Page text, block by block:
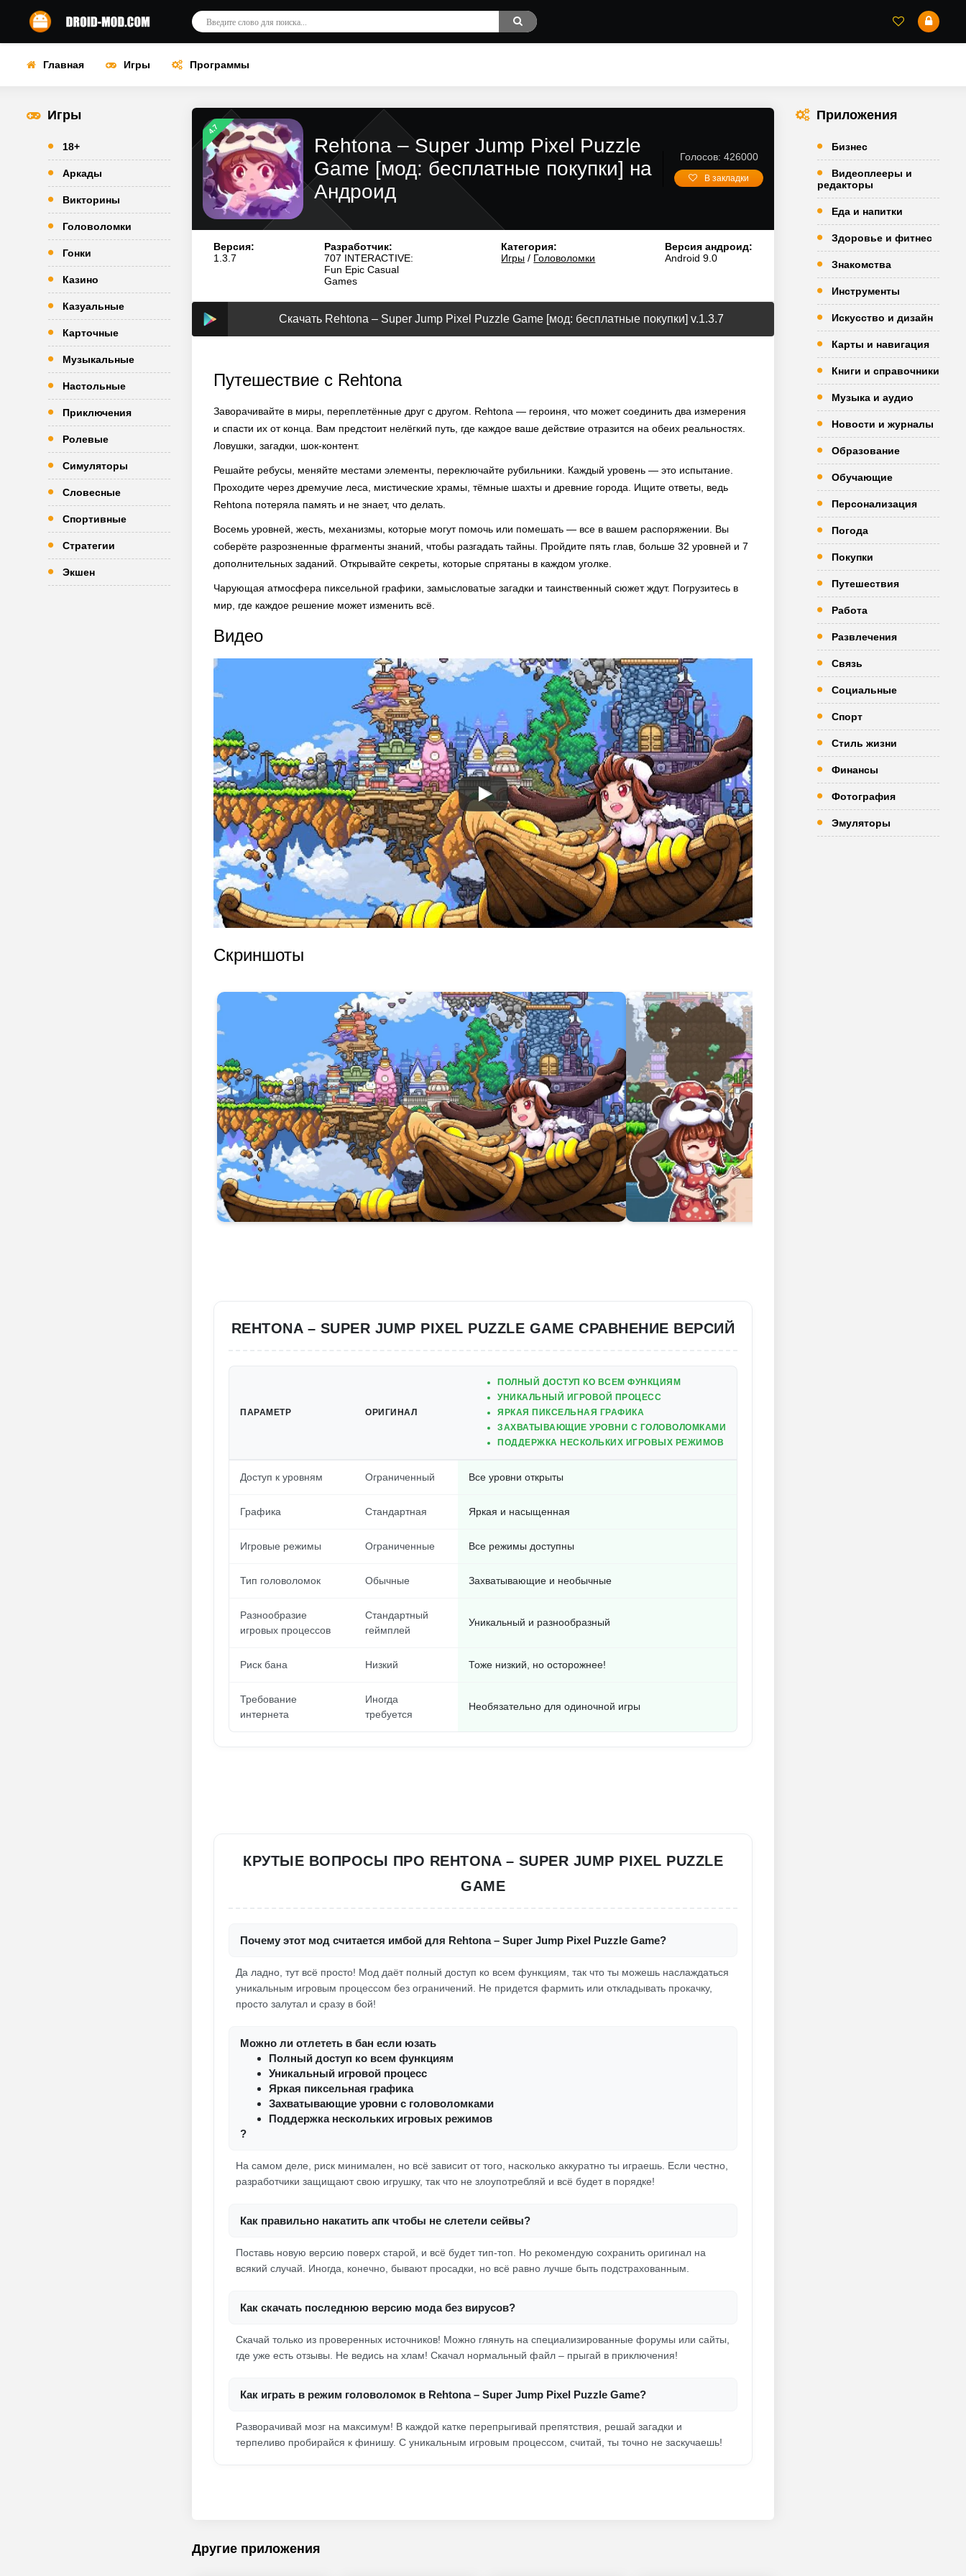
Главная Игры Программы
Игры
18+
Аркады
Викторины
Головоломки
Гонки
Казино
Казуальные
Карточные
Музыкальные
Настольные
Приключения
Ролевые
Симуляторы
Словесные
Спортивные
Стратегии
Экшен
4.7
Rehtona – Super Jump Pixel Puzzle
Game [мод: бесплатные покупки] на
Андроид
Голосов: 426000
В закладки
Версия:
1.3.7
Разработчик:
707 INTERACTIVE:
Fun Epic Casual
Games
Категория:
Игры / Головоломки
Версия андроид:
Android 9.0
Скачать Rehtona – Super Jump Pixel Puzzle Game [мод: бесплатные покупки] v.1.3.7
Путешествие с Rehtona
Заворачивайте в миры, переплетённые друг с другом. Rehtona — героиня, что может соединить два измерения
и спасти их от конца. Вам предстоит нелёгкий путь, где каждое ваше действие отразится на обеих реальностях.
Ловушки, загадки, шок-контент.
Решайте ребусы, меняйте местами элементы, переключайте рубильники. Каждый уровень — это испытание.
Проходите через дремучие леса, мистические храмы, тёмные шахты и древние города. Ищите ответы, ведь
Rehtona потеряла память и не знает, что делать.
Восемь уровней, жесть, механизмы, которые могут помочь или помешать — все в вашем распоряжении. Вы
соберёте разрозненные фрагменты знаний, чтобы разгадать тайны. Пройдите пять глав, больше 32 уровней и 7
дополнительных заданий. Открывайте секреты, которые спрятаны в каждом уголке.
Чарующая атмосфера пиксельной графики, замысловатые загадки и таинственный сюжет ждут. Погрузитесь в
мир, где каждое решение может изменить всё.
Видео
Скриншоты
REHTONA – SUPER JUMP PIXEL PUZZLE GAME СРАВНЕНИЕ ВЕРСИЙ
ПАРАМЕТР ОРИГИНАЛ
ПОЛНЫЙ ДОСТУП КО ВСЕМ ФУНКЦИЯМ
УНИКАЛЬНЫЙ ИГРОВОЙ ПРОЦЕСС
ЯРКАЯ ПИКСЕЛЬНАЯ ГРАФИКА
ЗАХВАТЫВАЮЩИЕ УРОВНИ С ГОЛОВОЛОМКАМИ
ПОДДЕРЖКА НЕСКОЛЬКИХ ИГРОВЫХ РЕЖИМОВ
Доступ к уровням Ограниченный Все уровни открыты
Графика Стандартная Яркая и насыщенная
Игровые режимы Ограниченные Все режимы доступны
Тип головоломок Обычные Захватывающие и необычные
Разнообразие
игровых процессов
Стандартный
геймплей
Уникальный и разнообразный
Риск бана Низкий Тоже низкий, но осторожнее!
Требование
интернета
Иногда
требуется
Необязательно для одиночной игры
КРУТЫЕ ВОПРОСЫ ПРО REHTONA – SUPER JUMP PIXEL PUZZLE
GAME
Почему этот мод считается имбой для Rehtona – Super Jump Pixel Puzzle Game?
Да ладно, тут всё просто! Мод даёт полный доступ ко всем функциям, так что ты можешь наслаждаться
уникальным игровым процессом без ограничений. Не придется фармить или откладывать прокачку,
просто залутал и сразу в бой!
Можно ли отлететь в бан если юзать
Полный доступ ко всем функциям
Уникальный игровой процесс
Яркая пиксельная графика
Захватывающие уровни с головоломками
Поддержка нескольких игровых режимов
?
На самом деле, риск минимален, но всё зависит от того, насколько аккуратно ты играешь. Если честно,
разработчики защищают свою игрушку, так что не злоупотребляй и всё будет в порядке!
Как правильно накатить апк чтобы не слетели сейвы?
Поставь новую версию поверх старой, и всё будет тип-топ. Но рекомендую сохранить оригинал на
всякий случай. Иногда, конечно, бывают просадки, но всё равно лучше быть подстрахованным.
Как скачать последнюю версию мода без вирусов?
Скачай только из проверенных источников! Можно глянуть на специализированные форумы или сайты,
где уже есть отзывы. Не ведись на хлам! Скачал нормальный файл – прыгай в приключения!
Как играть в режим головоломок в Rehtona – Super Jump Pixel Puzzle Game?
Разворачивай мозг на максимум! В каждой катке перепрыгивай препятствия, решай загадки и
терпеливо пробирайся к финишу. С уникальным игровым процессом, считай, ты точно не заскучаешь!
Другие приложения
Приложения
Бизнес
Видеоплееры и
редакторы
Еда и напитки
Здоровье и фитнес
Знакомства
Инструменты
Искусство и дизайн
Карты и навигация
Книги и справочники
Музыка и аудио
Новости и журналы
Образование
Обучающие
Персонализация
Погода
Покупки
Путешествия
Работа
Развлечения
Связь
Социальные
Спорт
Стиль жизни
Финансы
Фотография
Эмуляторы